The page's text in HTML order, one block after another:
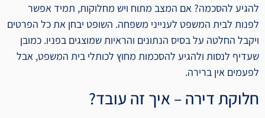
להגיע להסכמה? אם המצב מתוח ויש מחלוקות, תמיד אפשר
לפנות לבית המשפט לענייני משפחה. השופט יבחן את כל הפרטים
ויקבל החלטה על בסיס הנתונים והראיות שמוצגים בפניו. כמובן
שעדיף לנסות ולהגיע להסכמות מחוץ לכותלי בית המשפט, אבל
לפעמים אין ברירה.
חלוקת דירה – איך זה עובד?